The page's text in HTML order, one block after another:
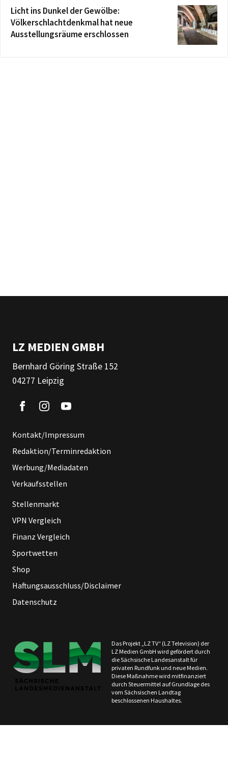
Licht ins Dunkel der Gewölbe:
Völkerschlachtdenkmal hat neue
Ausstellungsräume erschlossen
LZ MEDIEN GMBH
Bernhard Göring Straße 152
04277 Leipzig
Kontakt/Impressum
Redaktion/Terminredaktion
Werbung/Mediadaten
Verkaufsstellen
Stellenmarkt
VPN Vergleich
Finanz Vergleich
Sportwetten
Shop
Haftungsausschluss/Disclaimer
Datenschutz
Das Projekt „LZ TV“ (LZ Television) der
LZ Medien GmbH wird gefördert durch
die Sächsische Landesanstalt für
privaten Rundfunk und neue Medien.
Diese Maßnahme wird mitfinanziert
durch Steuermittel auf Grundlage des
vom Sächsischen Landtag
beschlossenen Haushaltes.